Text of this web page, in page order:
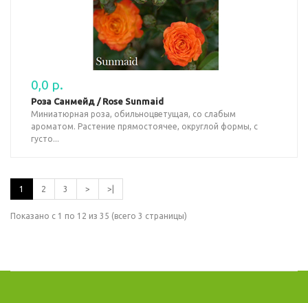
0,0 р.
Роза Санмейд / Rose Sunmaid
Миниатюрная роза, обильноцветущая, со слабым
ароматом. Растение прямостоячее, округлой формы, с
густо...
1 2 3 > >|
Показано с 1 по 12 из 35 (всего 3 страницы)